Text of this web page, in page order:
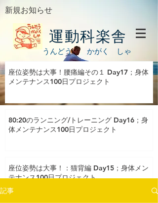
新規お知らせ
運動科楽舎
うんどう かがく しゃ
座位姿勢は大事！腰痛編その１ Day17；身体
メンテナンス100日プロジェクト
80:20のランニング/トレーニング Day16；身
体メンテナンス100日プロジェクト
座位姿勢は大事！：猫背編 Day15；身体メン
テナンス100日プロジェクト
記事